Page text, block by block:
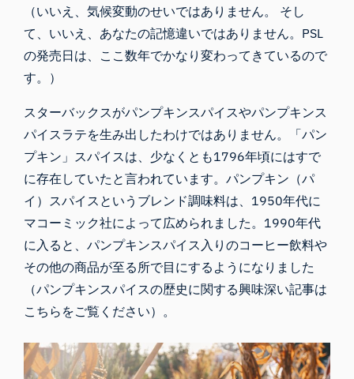
（いいえ、気候変動のせいではありません。 そし
て、いいえ、あなたの記憶違いではありません。 PSL
の発売日は、ここ数年でかなり変わってきているので
す。）
スターバックスがパンプキンスパイスやパンプキンス
パイスラテを生み出したわけではありません。「パン
プキン」スパイスは、 少なくとも1796年頃にはすで
に存在していた と言われています。パンプキン（パ
イ）スパイスというブレンド調味料は、1950年代に
マコーミック社によって広められました。1990年代
に入ると、パンプキンスパイス入りのコーヒー飲料や
その他の商品が至る所で目にするようになりました
（パンプキンスパイスの歴史に関する興味深い記事は
こちら をご覧ください）。